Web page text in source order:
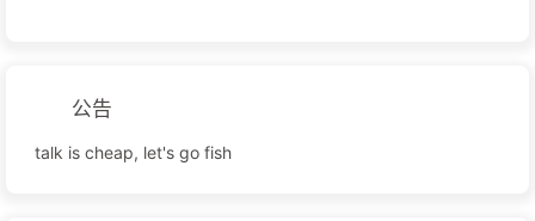
公告
talk is cheap, let's go fish